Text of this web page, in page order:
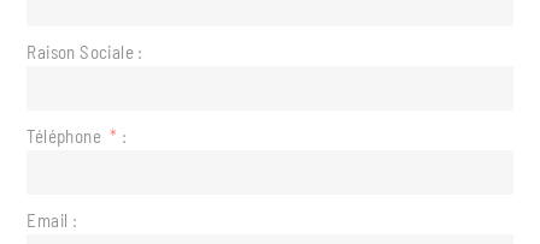
Raison Sociale :
Téléphone * :
Email :